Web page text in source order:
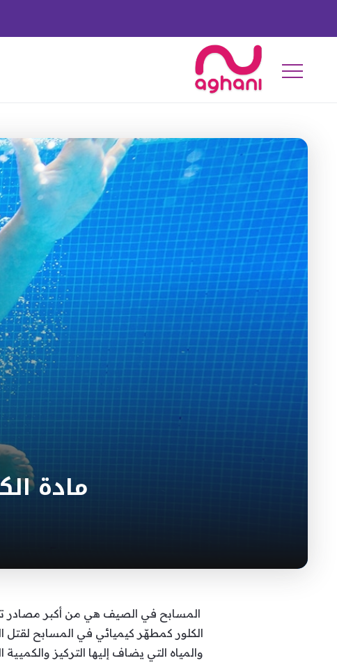
مادة
المسابح في الصيف هي من أكبر مصادر
الكلور كمطهّر كيميائي في المسابح لقتل
والمياه التي يضاف إليها التركيز